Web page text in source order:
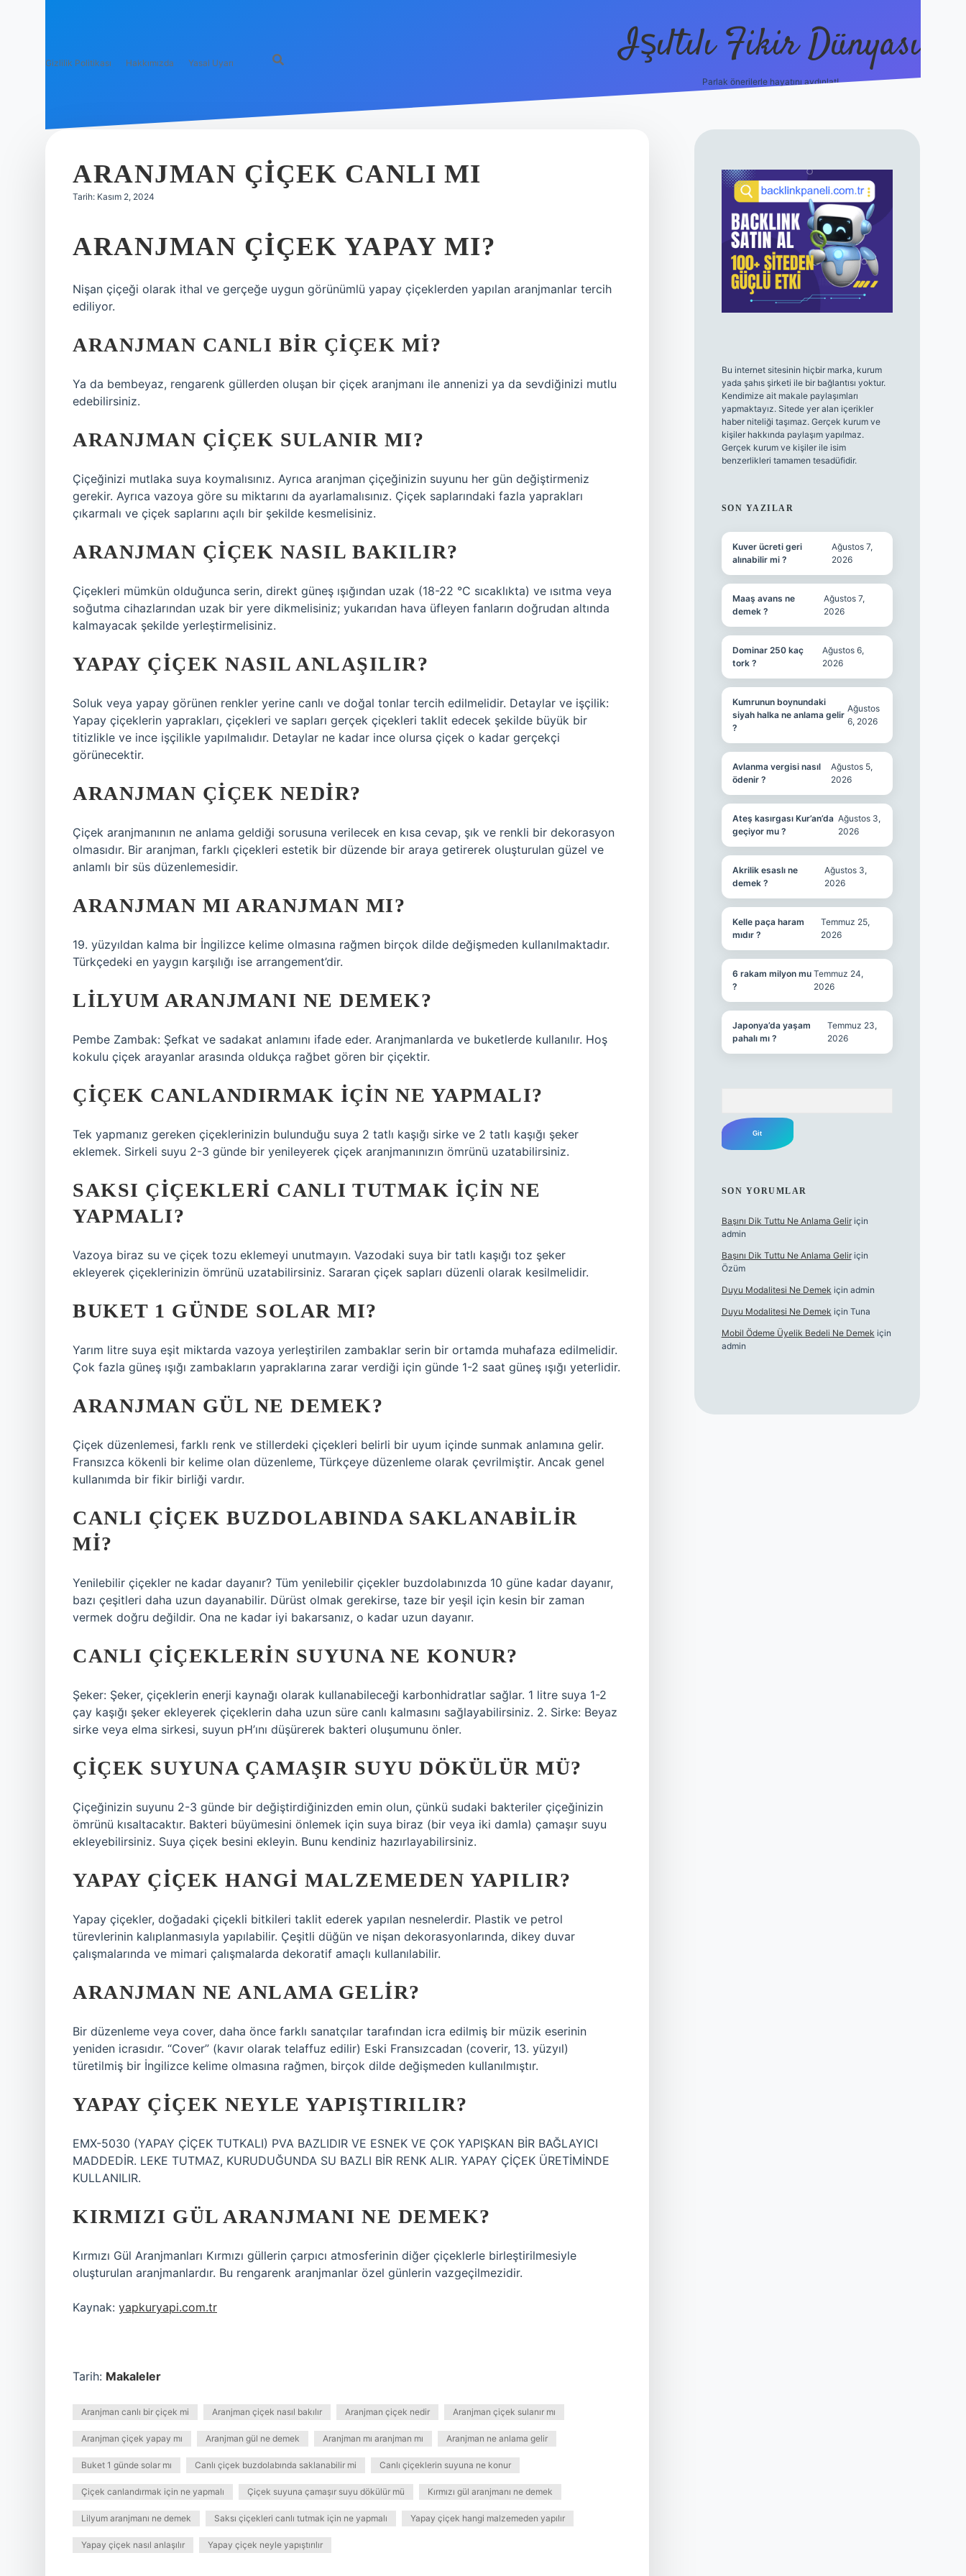
Gizlilik Politikası Hakkımızda Yasal Uyarı Işıltılı Fikir Dünyası
Parlak önerilerle hayatını aydınlat!
ARANJMAN ÇIÇEK CANLI MI
Tarih: Kasım 2, 2024
ARANJMAN ÇIÇEK YAPAY MI?
Nişan çiçeği olarak ithal ve gerçeğe uygun görünümlü yapay çiçeklerden yapılan aranjmanlar tercih
ediliyor.
ARANJMAN CANLI BIR ÇIÇEK MI?
Ya da bembeyaz, rengarenk güllerden oluşan bir çiçek aranjmanı ile annenizi ya da sevdiğinizi mutlu
edebilirsiniz.
ARANJMAN ÇIÇEK SULANIR MI?
Çiçeğinizi mutlaka suya koymalısınız. Ayrıca aranjman çiçeğinizin suyunu her gün değiştirmeniz
gerekir. Ayrıca vazoya göre su miktarını da ayarlamalısınız. Çiçek saplarındaki fazla yaprakları
çıkarmalı ve çiçek saplarını açılı bir şekilde kesmelisiniz.
ARANJMAN ÇIÇEK NASIL BAKILIR?
Çiçekleri mümkün olduğunca serin, direkt güneş ışığından uzak (18-22 °C sıcaklıkta) ve ısıtma veya
soğutma cihazlarından uzak bir yere dikmelisiniz; yukarıdan hava üfleyen fanların doğrudan altında
kalmayacak şekilde yerleştirmelisiniz.
YAPAY ÇIÇEK NASIL ANLAŞILIR?
Soluk veya yapay görünen renkler yerine canlı ve doğal tonlar tercih edilmelidir. Detaylar ve işçilik:
Yapay çiçeklerin yaprakları, çiçekleri ve sapları gerçek çiçekleri taklit edecek şekilde büyük bir
titizlikle ve ince işçilikle yapılmalıdır. Detaylar ne kadar ince olursa çiçek o kadar gerçekçi
görünecektir.
ARANJMAN ÇIÇEK NEDIR?
Çiçek aranjmanının ne anlama geldiği sorusuna verilecek en kısa cevap, şık ve renkli bir dekorasyon
olmasıdır. Bir aranjman, farklı çiçekleri estetik bir düzende bir araya getirerek oluşturulan güzel ve
anlamlı bir süs düzenlemesidir.
ARANJMAN MI ARANJMAN MI?
19. yüzyıldan kalma bir İngilizce kelime olmasına rağmen birçok dilde değişmeden kullanılmaktadır.
Türkçedeki en yaygın karşılığı ise arrangement’dir.
LILYUM ARANJMANI NE DEMEK?
Pembe Zambak: Şefkat ve sadakat anlamını ifade eder. Aranjmanlarda ve buketlerde kullanılır. Hoş
kokulu çiçek arayanlar arasında oldukça rağbet gören bir çiçektir.
ÇIÇEK CANLANDIRMAK IÇIN NE YAPMALI?
Tek yapmanız gereken çiçeklerinizin bulunduğu suya 2 tatlı kaşığı sirke ve 2 tatlı kaşığı şeker
eklemek. Sirkeli suyu 2-3 günde bir yenileyerek çiçek aranjmanınızın ömrünü uzatabilirsiniz.
SAKSI ÇIÇEKLERI CANLI TUTMAK IÇIN NE
YAPMALI?
Vazoya biraz su ve çiçek tozu eklemeyi unutmayın. Vazodaki suya bir tatlı kaşığı toz şeker
ekleyerek çiçeklerinizin ömrünü uzatabilirsiniz. Sararan çiçek sapları düzenli olarak kesilmelidir.
BUKET 1 GÜNDE SOLAR MI?
Yarım litre suya eşit miktarda vazoya yerleştirilen zambaklar serin bir ortamda muhafaza edilmelidir.
Çok fazla güneş ışığı zambakların yapraklarına zarar verdiği için günde 1-2 saat güneş ışığı yeterlidir.
ARANJMAN GÜL NE DEMEK?
Çiçek düzenlemesi, farklı renk ve stillerdeki çiçekleri belirli bir uyum içinde sunmak anlamına gelir.
Fransızca kökenli bir kelime olan düzenleme, Türkçeye düzenleme olarak çevrilmiştir. Ancak genel
kullanımda bir fikir birliği vardır.
CANLI ÇIÇEK BUZDOLABINDA SAKLANABILIR
MI?
Yenilebilir çiçekler ne kadar dayanır? Tüm yenilebilir çiçekler buzdolabınızda 10 güne kadar dayanır,
bazı çeşitleri daha uzun dayanabilir. Dürüst olmak gerekirse, taze bir yeşil için kesin bir zaman
vermek doğru değildir. Ona ne kadar iyi bakarsanız, o kadar uzun dayanır.
CANLI ÇIÇEKLERIN SUYUNA NE KONUR?
Şeker: Şeker, çiçeklerin enerji kaynağı olarak kullanabileceği karbonhidratlar sağlar. 1 litre suya 1-2
çay kaşığı şeker ekleyerek çiçeklerin daha uzun süre canlı kalmasını sağlayabilirsiniz. 2. Sirke: Beyaz
sirke veya elma sirkesi, suyun pH’ını düşürerek bakteri oluşumunu önler.
ÇIÇEK SUYUNA ÇAMAŞIR SUYU DÖKÜLÜR MÜ?
Çiçeğinizin suyunu 2-3 günde bir değiştirdiğinizden emin olun, çünkü sudaki bakteriler çiçeğinizin
ömrünü kısaltacaktır. Bakteri büyümesini önlemek için suya biraz (bir veya iki damla) çamaşır suyu
ekleyebilirsiniz. Suya çiçek besini ekleyin. Bunu kendiniz hazırlayabilirsiniz.
YAPAY ÇIÇEK HANGI MALZEMEDEN YAPILIR?
Yapay çiçekler, doğadaki çiçekli bitkileri taklit ederek yapılan nesnelerdir. Plastik ve petrol
türevlerinin kalıplanmasıyla yapılabilir. Çeşitli düğün ve nişan dekorasyonlarında, dikey duvar
çalışmalarında ve mimari çalışmalarda dekoratif amaçlı kullanılabilir.
ARANJMAN NE ANLAMA GELIR?
Bir düzenleme veya cover, daha önce farklı sanatçılar tarafından icra edilmiş bir müzik eserinin
yeniden icrasıdır. “Cover” (kavır olarak telaffuz edilir) Eski Fransızcadan (coverir, 13. yüzyıl)
türetilmiş bir İngilizce kelime olmasına rağmen, birçok dilde değişmeden kullanılmıştır.
YAPAY ÇIÇEK NEYLE YAPIŞTIRILIR?
EMX-5030 (YAPAY ÇİÇEK TUTKALI) PVA BAZLIDIR VE ESNEK VE ÇOK YAPIŞKAN BİR BAĞLAYICI
MADDEDİR. LEKE TUTMAZ, KURUDUĞUNDA SU BAZLI BİR RENK ALIR. YAPAY ÇİÇEK ÜRETİMİNDE
KULLANILIR.
KIRMIZI GÜL ARANJMANI NE DEMEK?
Kırmızı Gül Aranjmanları Kırmızı güllerin çarpıcı atmosferinin diğer çiçeklerle birleştirilmesiyle
oluşturulan aranjmanlardır. Bu rengarenk aranjmanlar özel günlerin vazgeçilmezidir.
Kaynak: yapkuryapi.com.tr
Tarih: Makaleler
Aranjman canlı bir çiçek mi Aranjman çiçek nasıl bakılır Aranjman çiçek nedir Aranjman çiçek sulanır mı
Aranjman çiçek yapay mı Aranjman gül ne demek Aranjman mı aranjman mı Aranjman ne anlama gelir
Buket 1 günde solar mı Canlı çiçek buzdolabında saklanabilir mi Canlı çiçeklerin suyuna ne konur
Çiçek canlandırmak için ne yapmalı Çiçek suyuna çamaşır suyu dökülür mü Kırmızı gül aranjmanı ne demek
Lilyum aranjmanı ne demek Saksı çiçekleri canlı tutmak için ne yapmalı Yapay çiçek hangi malzemeden yapılır
Yapay çiçek nasıl anlaşılır Yapay çiçek neyle yapıştırılır
SIDEBAR
Bu internet sitesinin hiçbir marka, kurum
yada şahıs şirketi ile bir bağlantısı yoktur.
Kendimize ait makale paylaşımları
yapmaktayız. Sitede yer alan içerikler
haber niteliği taşımaz. Gerçek kurum ve
kişiler hakkında paylaşım yapılmaz.
Gerçek kurum ve kişiler ile isim
benzerlikleri tamamen tesadüfidir.
SON YAZILAR
Kuver ücreti geri
alınabilir mi ?
Ağustos 7,
2026
Maaş avans ne
demek ?
Ağustos 7,
2026
Dominar 250 kaç
tork ?
Ağustos 6,
2026
Kumrunun boynundaki
siyah halka ne anlama gelir
?
Ağustos
6, 2026
Avlanma vergisi nasıl
ödenir ?
Ağustos 5,
2026
Ateş kasırgası Kur’an’da
geçiyor mu ?
Ağustos 3,
2026
Akrilik esaslı ne
demek ?
Ağustos 3,
2026
Kelle paça haram
mıdır ?
Temmuz 25,
2026
6 rakam milyon mu
?
Temmuz 24,
2026
Japonya’da yaşam
pahalı mı ?
Temmuz 23,
2026
SON YORUMLAR
Başını Dik Tuttu Ne Anlama Geliriçin
admin
Başını Dik Tuttu Ne Anlama Geliriçin
Özüm
Duyu Modalitesi Ne Demek için admin
Duyu Modalitesi Ne Demek için Tuna
Mobil Ödeme Üyelik Bedeli Ne Demek için
admin
ilbet canlı maç izle